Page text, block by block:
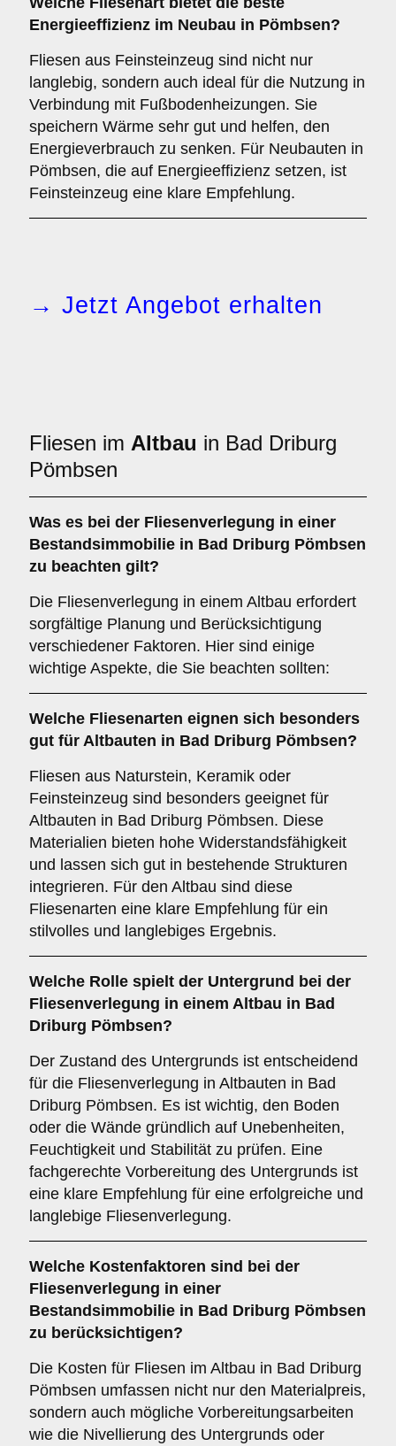
Energieeffizienz im Neubau in Pömbsen?
Fliesen aus Feinsteinzeug sind nicht nur
langlebig, sondern auch ideal für die Nutzung in
Verbindung mit Fußbodenheizungen. Sie
speichern Wärme sehr gut und helfen, den
Energieverbrauch zu senken. Für Neubauten in
Pömbsen, die auf Energieeffizienz setzen, ist
Feinsteinzeug eine klare Empfehlung.
→ Jetzt Angebot erhalten
Fliesen im Altbau in Bad Driburg
Pömbsen
Was es bei der Fliesenverlegung in einer
Bestandsimmobilie in Bad Driburg Pömbsen
zu beachten gilt?
Die Fliesenverlegung in einem Altbau erfordert
sorgfältige Planung und Berücksichtigung
verschiedener Faktoren. Hier sind einige
wichtige Aspekte, die Sie beachten sollten:
Welche Fliesenarten eignen sich besonders
gut für Altbauten in Bad Driburg Pömbsen?
Fliesen aus Naturstein, Keramik oder
Feinsteinzeug sind besonders geeignet für
Altbauten in Bad Driburg Pömbsen. Diese
Materialien bieten hohe Widerstandsfähigkeit
und lassen sich gut in bestehende Strukturen
integrieren. Für den Altbau sind diese
Fliesenarten eine klare Empfehlung für ein
stilvolles und langlebiges Ergebnis.
Welche Rolle spielt der Untergrund bei der
Fliesenverlegung in einem Altbau in Bad
Driburg Pömbsen?
Der Zustand des Untergrunds ist entscheidend
für die Fliesenverlegung in Altbauten in Bad
Driburg Pömbsen. Es ist wichtig, den Boden
oder die Wände gründlich auf Unebenheiten,
Feuchtigkeit und Stabilität zu prüfen. Eine
fachgerechte Vorbereitung des Untergrunds ist
eine klare Empfehlung für eine erfolgreiche und
langlebige Fliesenverlegung.
Welche Kostenfaktoren sind bei der
Fliesenverlegung in einer
Bestandsimmobilie in Bad Driburg Pömbsen
zu berücksichtigen?
Die Kosten für Fliesen im Altbau in Bad Driburg
Pömbsen umfassen nicht nur den Materialpreis,
sondern auch mögliche Vorbereitungsarbeiten
wie die Nivellierung des Untergrunds oder